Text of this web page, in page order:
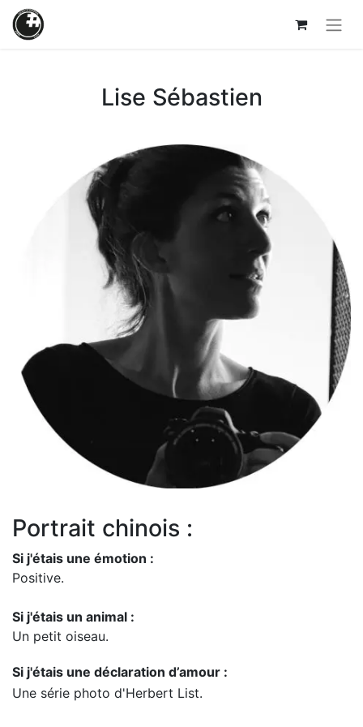
Lise Sébastien
Portrait chinois :
Si j'étais une émotion :
Positive.
Si j'étais un animal :
Un petit oiseau.
Si j'étais une déclaration d’amour :
Une série photo d'Herbert List.